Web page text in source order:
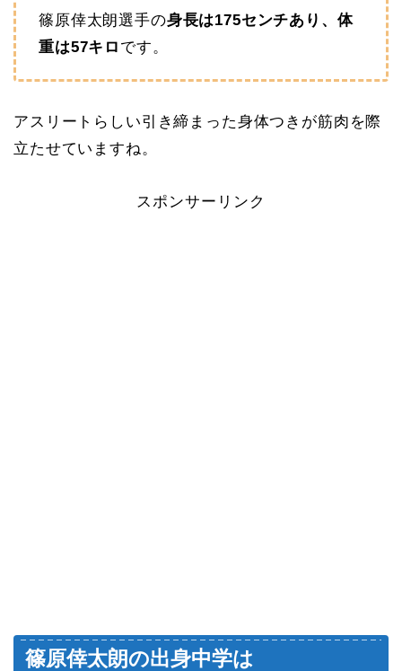
篠原倖太朗選手の身長は175センチあり、体
重は57キロ です。
アスリートらしい引き締まった身体つきが筋肉を際
立たせていますね。
スポンサーリンク
篠原倖太朗の出身中学は